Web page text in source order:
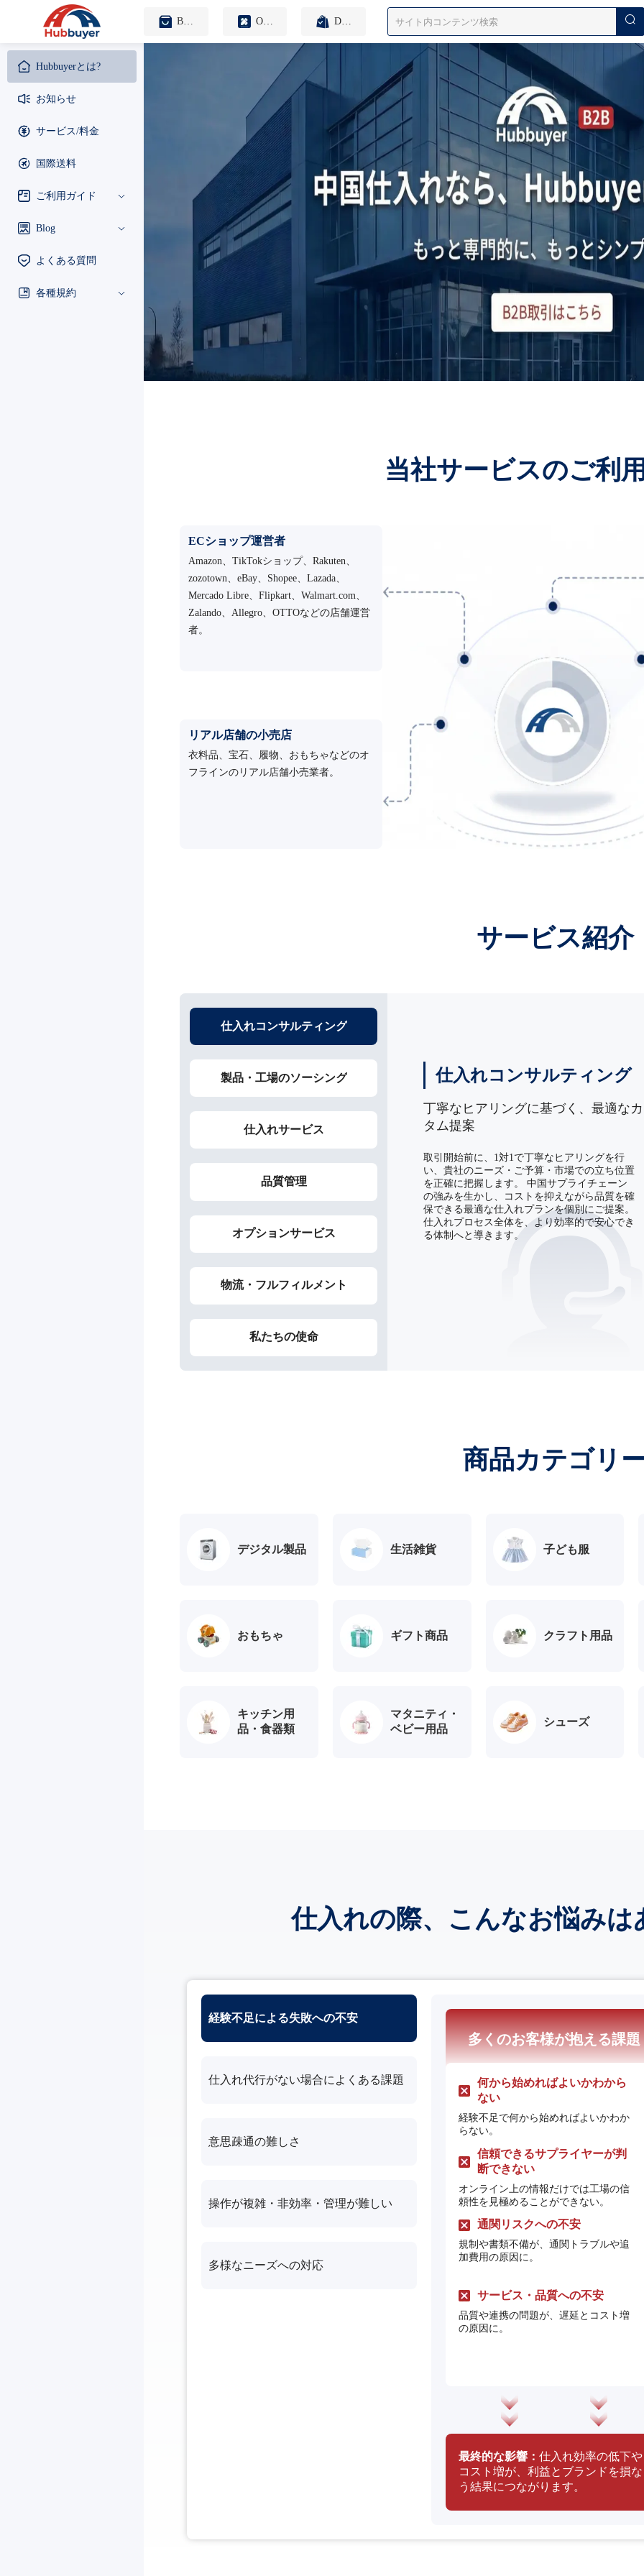
B2B仕入れ代行サービス OEMカスタマイズサービス D2C無在庫サービス
Hubbuyerとは?
お知らせ
サービス/料金
国際送料
ご利用ガイド
Blog
よくある質問
各種規約
当社サービスのご利
ECショップ運営者
Amazon、TikTokショップ、Rakuten、
zozotown、eBay、Shopee、Lazada、
Mercado Libre、Flipkart、Walmart.com、
Zalando、Allegro、OTTOなどの店舗運営
者。
リアル店舗の小売店
衣料品、宝石、履物、おもちゃなどのオ
フラインのリアル店舗小売業者。
サービス紹介
仕入れコンサルティング
製品・工場のソーシング
仕入れサービス
品質管理
オプションサービス
物流・フルフィルメント
私たちの使命
仕入れコンサルティング
丁寧なヒアリングに基づく、最適な
タム提案
取引開始前に、1対1で丁寧なヒアリングを行
い、貴社のニーズ・ご予算・市場での立ち位置
を正確に把握します。 中国サプライチェーン
の強みを生かし、コストを抑えながら品質を確
保できる最適な仕入れプランを個別にご提案。
仕入れプロセス全体を、より効率的で安心でき
る体制へと導きます。
商品カテゴリ
デジタル製品 生活雑貨 子ども服
おもちゃ ギフト商品 クラフト用品
キッチン用
品・食器類
マタニティ・
ベビー用品
シューズ
仕入れの際、こんなお悩みは
経験不足による失敗への不安
仕入れ代行がない場合によくある課題
意思疎通の難しさ
操作が複雑・非効率・管理が難しい
多様なニーズへの対応
多くのお客様が抱える課題
何から始めればよいかわから
ない
経験不足で何から始めればよいかわか
らない。
信頼できるサプライヤーが判
断できない
オンライン上の情報だけでは工場の信
頼性を見極めることができない。
通関リスクへの不安
規制や書類不備が、通関トラブルや追
加費用の原因に。
サービス・品質への不安
品質や連携の問題が、遅延とコスト増
の原因に。
最終的な影響： 仕入れ効率の低下や
コスト増が、利益とブランドを損な
う結果につながります。